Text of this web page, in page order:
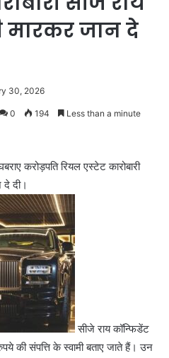
जान दे
30, 2026
0 194 Less than a minute
करोड़पति रियल एस्टेट कारोबारी
दी।
सीजे राय कॉन्फिडेंट
की संपत्ति के स्वामी बताए जाते हैं। उन